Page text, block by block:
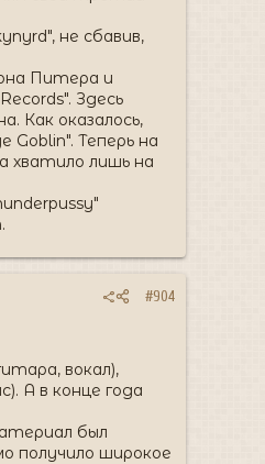
не сбавив,
Питера и
Здесь
Как оказалось,
Теперь на
хватило лишь на
#904
вокал),
А в конце года
был
получило широкое